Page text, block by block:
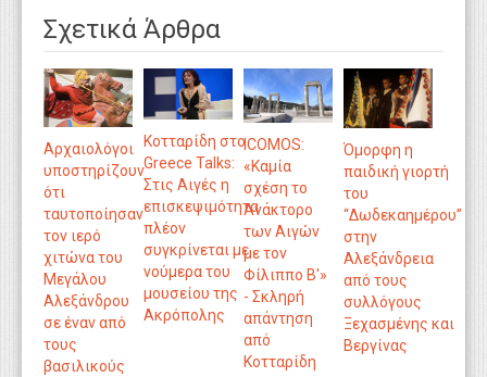
Σχετικά Άρθρα
Αρχαιολόγοι
υποστηρίζουν
ότι
ταυτοποίησαν
τον ιερό
χιτώνα του
Μεγάλου
Αλεξάνδρου
σε έναν από
τους
βασιλικούς
Κοτταρίδη στο
Greece Talks:
Στις Αιγές η
επισκεψιμότητα
πλέον
συγκρίνεται με
νούμερα του
μουσείου της
Ακρόπολης
ICOMOS:
«Καμία
σχέση το
Ανάκτορο
των Αιγών
με τον
Φίλιππο Β'»
- Σκληρή
απάντηση
από
Κοτταρίδη
Όμορφη η
παιδική γιορτή
του
“Δωδεκαημέρου”
στην
Αλεξάνδρεια
από τους
συλλόγους
Ξεχασμένης και
Βεργίνας